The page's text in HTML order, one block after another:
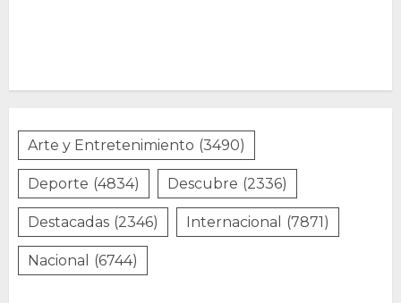
Arte y Entretenimiento (3490)
Deporte (4834) Descubre (2336)
Destacadas (2346) Internacional (7871)
Nacional (6744)